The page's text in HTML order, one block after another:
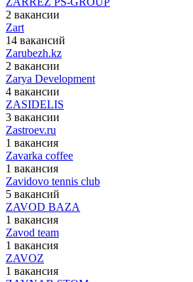
2 вакансии
Zart
14 вакансий
Zarubezh.kz
2 вакансии
Zarya Development
4 вакансии
ZASIDELIS
3 вакансии
Zastroev.ru
1 вакансия
Zavarka coffee
1 вакансия
Zavidovo tennis club
5 вакансий
ZAVOD BAZA
1 вакансия
Zavod team
1 вакансия
ZAVOZ
1 вакансия